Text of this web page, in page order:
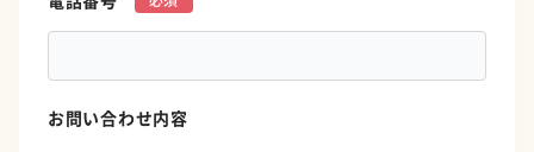
お問い合わせ内容